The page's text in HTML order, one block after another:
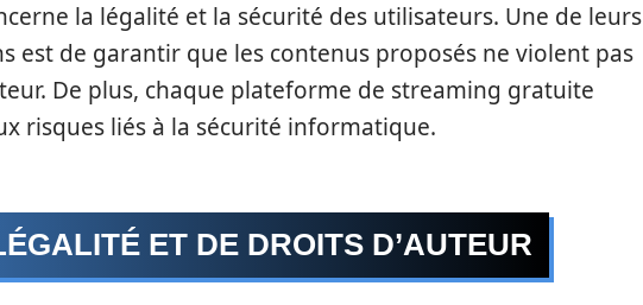
la légalité et la sécurité des utilisateurs. Une de leurs
est de garantir que les contenus proposés ne violent pas
De plus, chaque plateforme de streaming gratuite
risques liés à la sécurité informatique.
ET DE DROITS D’AUTEUR